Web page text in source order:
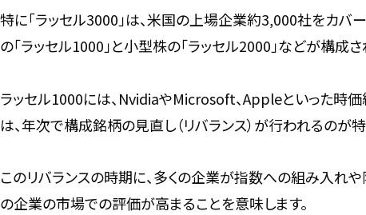
特に「ラッセル3000」は、米国の上場企業約3,000社をカバ
の「ラッセル1000」と小型株の「ラッセル2000」などが構成さ
ラッセル1000には、NvidiaやMicrosoft、Appleといった時
は、年次で構成銘柄の見直し（リバランス）が行われるのが特
このリバランスの時期に、多くの企業が指数への組み入れ
の企業の市場での評価が高まることを意味します。